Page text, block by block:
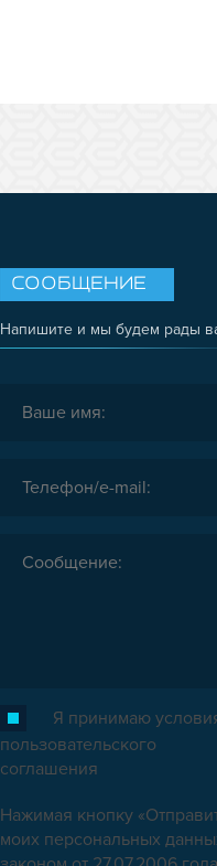
СООБЩЕНИЕ
Напишите и мы будем рады
Я принимаю
пользовательского
соглашения
Нажимая кнопку
моих персональных